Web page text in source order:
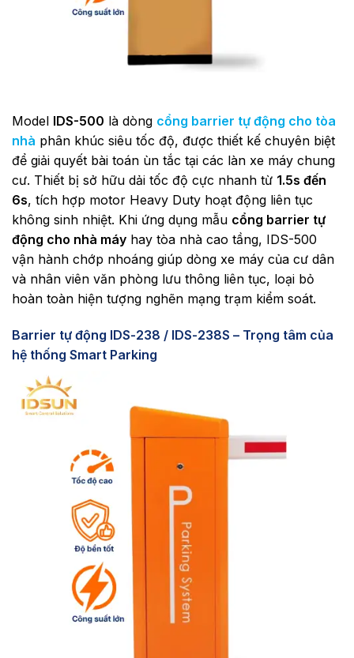
Model IDS-500 là dòng cổng barrier tự động cho tòa
nhà phân khúc siêu tốc độ, được thiết kế chuyên biệt
để giải quyết bài toán ùn tắc tại các làn xe máy chung
cư. Thiết bị sở hữu dải tốc độ cực nhanh từ 1.5s đến
6s, tích hợp motor Heavy Duty hoạt động liên tục
không sinh nhiệt. Khi ứng dụng mẫu cổng barrier tự
động cho nhà máy hay tòa nhà cao tầng, IDS-500
vận hành chớp nhoáng giúp dòng xe máy của cư dân
và nhân viên văn phòng lưu thông liên tục, loại bỏ
hoàn toàn hiện tượng nghẽn mạng trạm kiểm soát.
Barrier tự động IDS-238 / IDS-238S – Trọng tâm của
hệ thống Smart Parking